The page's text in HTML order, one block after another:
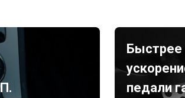
Быстрее
педали